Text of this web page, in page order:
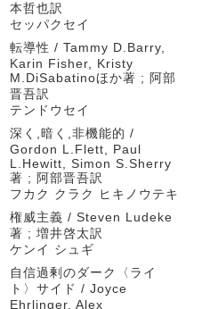
本哲也訳
セッパクセイ
転導性 / Tammy D.Barry,
Karin Fisher, Kristy
M.DiSabatinoほか著 ; 阿部
晋吾訳
テンドウセイ
深く,暗く,非機能的 /
Gordon L.Flett, Paul
L.Hewitt, Simon S.Sherry
著 ; 阿部晋吾訳
フカク クラク ヒキノウテキ
権威主義 / Steven Ludeke
著 ; 増井啓太訳
ケンイ シュギ
自信過剰のダーク〈ライ
ト〉サイド / Joyce
Ehrlinger, Alex